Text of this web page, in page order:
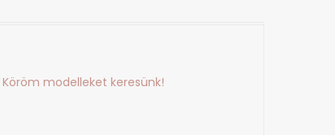
Köröm modelleket keresünk!